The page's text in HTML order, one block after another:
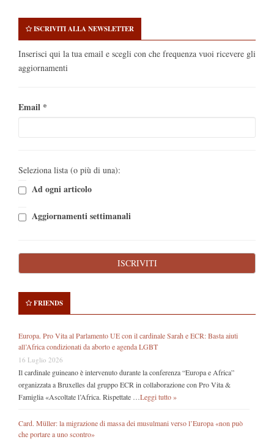
ISCRIVITI ALLA NEWSLETTER
Inserisci qui la tua email e scegli con che frequenza vuoi ricevere gli
aggiornamenti
Email *
Seleziona lista (o più di una):
Ad ogni articolo
Aggiornamenti settimanali
FRIENDS
Europa. Pro Vita al Parlamento UE con il cardinale Sarah e ECR: Basta aiuti
all’Africa condizionati da aborto e agenda LGBT
16 Luglio 2026
Il cardinale guineano è intervenuto durante la conferenza “Europa e Africa”
organizzata a Bruxelles dal gruppo ECR in collaborazione con Pro Vita &
Famiglia «Ascoltate l’Africa. Rispettate …Leggi tutto »
Card. Müller: la migrazione di massa dei musulmani verso l’Europa «non può
che portare a uno scontro»